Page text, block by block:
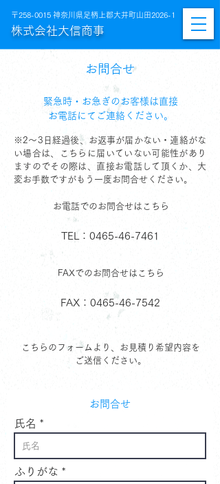
〒258-0015 神奈川県足柄上郡大井町山田2026-1
株式会社大信商事
お問合せ
緊急時・お急ぎのお客様は直接
お電話にてご連絡ください。
※2～3日経過後、お返事が届かない・連絡がな
い場合は、こちらに届いていない可能性があり
ますのでその際は、直接お電話して頂くか、大
変お手数ですがもう一度お問合せください。
お電話でのお問合せはこちら
TEL：0465-46-7461
FAXでのお問合せはこちら
FAX：0465-46-7542
こちらのフォームより、お見積り希望内容を
ご送信ください。
​お問合せ
氏名
ふりがな